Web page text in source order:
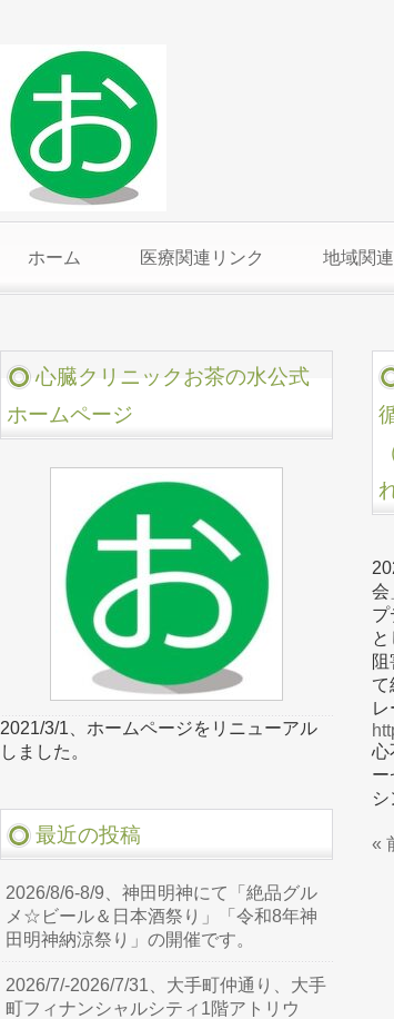
ホーム 医療関連リンク 地域関
会
プ
て
心
ー
«
心臓クリニックお茶の水公式
ホームページ
2021/3/1、ホームページをリニューアル
しました。
最近の投稿
2026/8/6-8/9、神田明神にて「絶品グル
メ☆ビール＆日本酒祭り」「令和8年神
田明神納涼祭り」の開催です。
2026/7/-2026/7/31、大手町仲通り、大手
町フィナンシャルシティ1階アトリウ